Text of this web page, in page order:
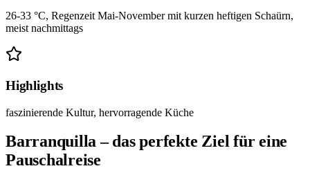
26-33 °C, Regenzeit Mai-November mit kurzen heftigen Schaürn,
meist nachmittags
Highlights
faszinierende Kultur, hervorragende Küche
Barranquilla – das perfekte Ziel für eine
Pauschalreise